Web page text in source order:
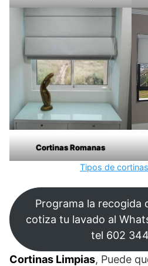
Cortinas Romanas
Tipos de
Programa la recogida
cotiza tu lavado al
tel 602
Cortinas Limpias, Puede